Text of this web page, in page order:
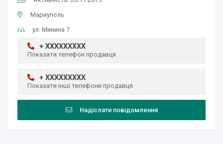
Мариуполь
ул. Минина 7
+ XXXXXXXXX
Показати телефон продавця
+ XXXXXXXXX
Показати інші телефони продавця
Надіслати повідомлення